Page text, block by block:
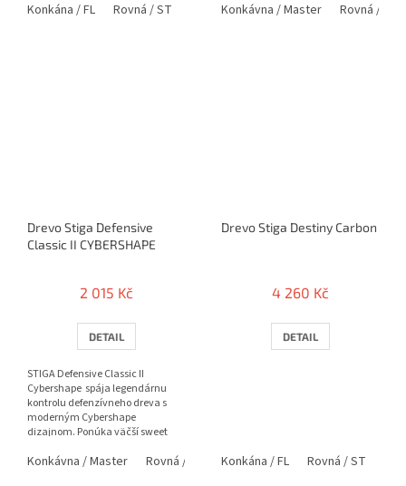
Konkána / FL Rovná / ST
obranných...
Konkávna / Master Rovná /
Drevo Stiga Defensive
Classic II CYBERSHAPE
2 015 Kč
DETAIL
STIGA Defensive Classic II
Cybershape spája legendárnu
kontrolu defenzívneho dreva s
moderným Cybershape
dizajnom. Ponúka väčší sweet
lepší...
Konkávna / Master Rovná / Classic
Drevo Stiga Destiny Carbon
4 260 Kč
DETAIL
Konkána / FL Rovná / ST